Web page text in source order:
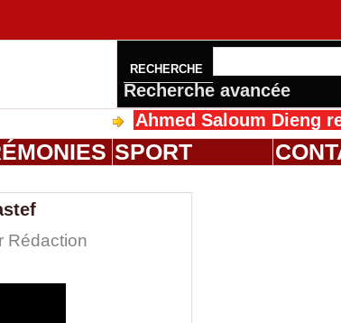
RECHERCHE
Recherche avancée
Ahmed Saloum Dieng reçoit
SPORT
Rédaction